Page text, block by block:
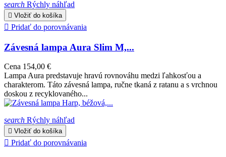
search Rýchly náhľad
 Vložiť do košíka
 Pridať do porovnávania
Závesná lampa Aura Slim M,...
Cena 154,00 €
Lampa Aura predstavuje hravú rovnováhu medzi ľahkosťou a
charakterom. Táto závesná lampa, ručne tkaná z ratanu a s vrchnou
doskou z recyklovaného...
search Rýchly náhľad
 Vložiť do košíka
 Pridať do porovnávania